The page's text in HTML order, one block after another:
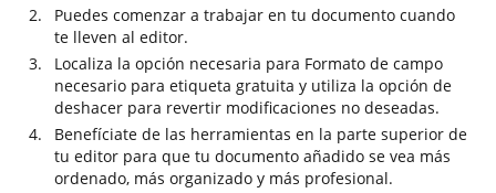
Puedes comenzar a trabajar en tu documento cuando
te lleven al editor.
Localiza la opción necesaria para Formato de campo
necesario para etiqueta gratuita y utiliza la opción de
deshacer para revertir modificaciones no deseadas.
Benefíciate de las herramientas en la parte superior de
tu editor para que tu documento añadido se vea más
ordenado, más organizado y más profesional.